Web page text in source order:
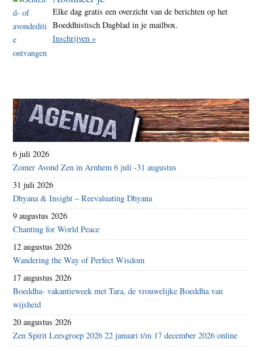
Elke dag gratis een overzicht van de berichten op het
Boeddhistisch Dagblad in je mailbox.
Inschrijven »
6 juli 2026
Zomer Avond Zen in Arnhem 6 juli -31 augustus
31 juli 2026
Dhyana & Insight – Reevaluating Dhyana
9 augustus 2026
Chanting for World Peace
12 augustus 2026
Wandering the Way of Perfect Wisdom
17 augustus 2026
Boeddha- vakantieweek met Tara, de vrouwelijke Boeddha van
wijsheid
20 augustus 2026
Zen Spirit Leesgroep 2026 22 januari t/m 17 december 2026 online